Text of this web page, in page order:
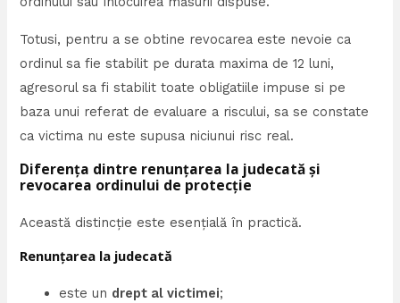
Totusi, pentru a se obtine revocarea este nevoie ca
ordinul sa fie stabilit pe durata maxima de 12 luni,
agresorul sa fi stabilit toate obligatiile impuse si pe
baza unui referat de evaluare a riscului, sa se constate
ca victima nu este supusa niciunui risc real.
Diferența dintre renunțarea la judecată și
revocarea ordinului de protecție
Această distincție este esențială în practică.
Renunțarea la judecată
este un drept al victimei;